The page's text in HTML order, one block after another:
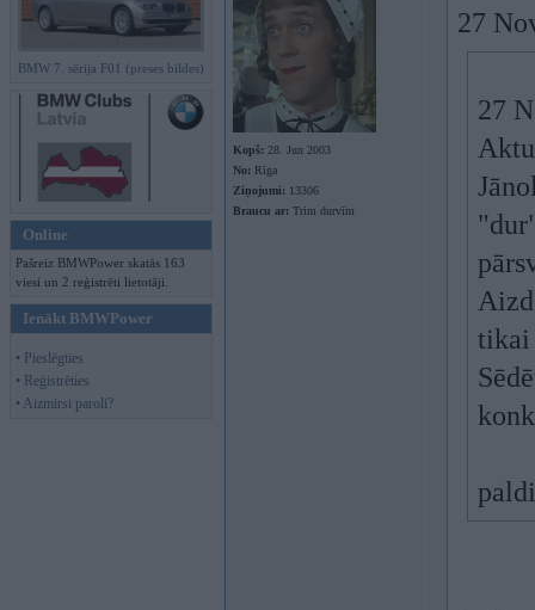
BMW 7. sērija F01 (preses bildes)
Online
Pašreiz BMWPower skatās 163
viesi un 2 reģistrēti lietotāji.
Ienākt BMWPower
• Pieslēgties
• Reģistrēties
• Aizmirsi paroli?
Kopš: 28. Jun 2003
No: Rīga
Ziņojumi: 13306
Braucu ar: Trim durvīm
27
27
tikai